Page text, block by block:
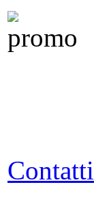
Contatti